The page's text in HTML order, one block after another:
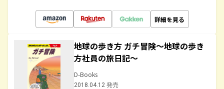
詳細を見る
地球の歩き方 ガチ冒険～地球の歩き
方社員の旅日記～
D-Books
2018.04.12 発売